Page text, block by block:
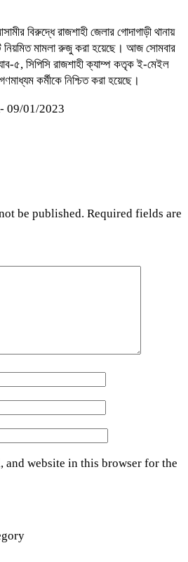
বিরুদ্ধে রাজশাহী জেলার গোদাগাড়ী থানায়
নিয়মিত মামলা রুজু করা হয়েছে। আজ সোমবার
৫, সিপিসি রাজশাহী ক্যাম্প কতৃক ই-মেইল
কর্মীকে নিশ্চিত করা হয়েছে।
09/01/2023
be published. Required fields are
and website in this browser for the